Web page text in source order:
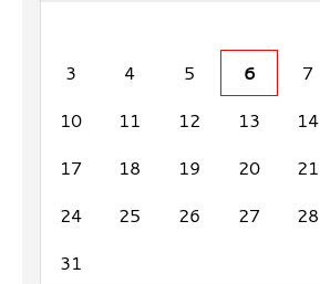
3
4 5 6 7
10
11 12 13 14
17
18 19 20 21
24
25 26 27 28
31